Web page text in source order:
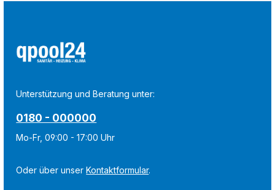
Unterstützung und Beratung unter:
0180 - 000000
Mo-Fr, 09:00 - 17:00 Uhr
Oder über unserKontaktformular.